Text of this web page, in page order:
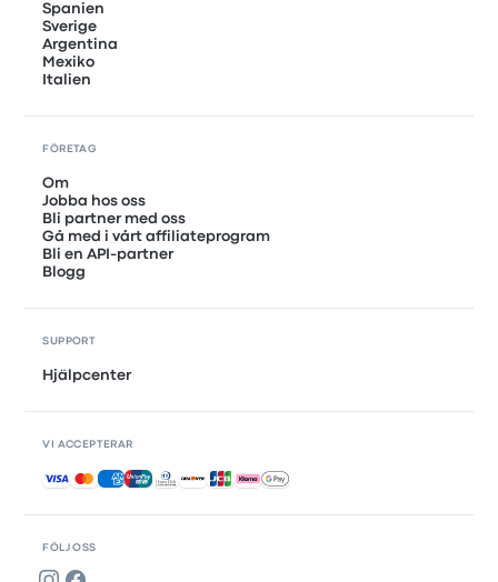
FÖLJ OSS
Spanien
Sverige
Argentina
Mexiko
Italien
FÖRETAG
Om
Jobba hos oss
Bli partner med oss
Gå med i vårt affiliateprogram
Bli en API-partner
Blogg
SUPPORT
Hjälpcenter
VI ACCEPTERAR
Accepterade betalningar